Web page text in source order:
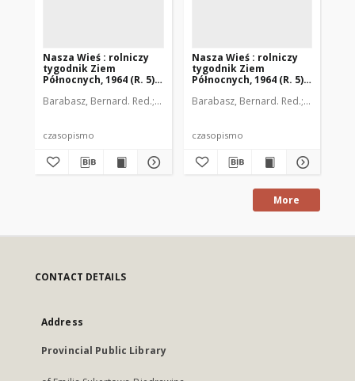
Nasza Wieś : rolniczy
tygodnik Ziem
Północnych, 1964 (R. 5),
Barabasz, Bernard. Red. Barzdo, Witold. Red. Dobrzański, Julian.
czasopismo
Nasza Wieś : rolniczy
tygodnik Ziem
Północnych, 1964 (R. 5),
Barabasz, Bernard. Red. Barzdo,
czasopismo
More
CONTACT DETAILS
Address
Provincial Public Library